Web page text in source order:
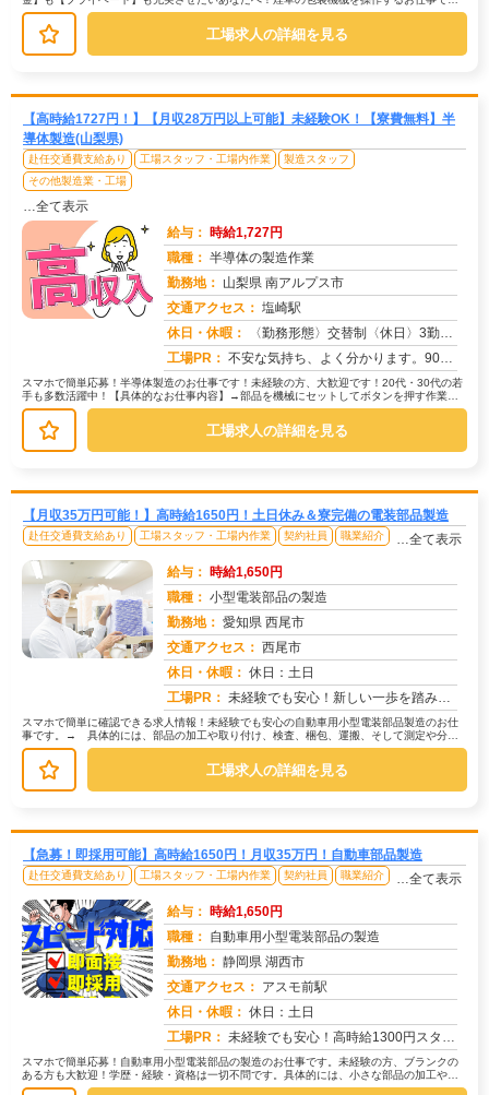
す。具体的には…→機械に部品をセット→...
工場求人の詳細を見る
【高時給1727円！】【月収28万円以上可能】未経験OK！【寮費無料】半
導体製造(山梨県)
赴任交通費支給あり 工場スタッフ・工場内作業
製造スタッフ
その他製造業・工場
…全て表示
給与： 時給1,727円
職種： 半導体の製造作業
勤務地： 山梨県 南アルプス市
交通アクセス： 塩崎駅
休日・休暇：
〈勤務形態〉交替制〈休日〉3勤3休★ＧＷ★夏季休暇★冬季休暇★年末年始
工場PR： 不安な気持ち、よく分かります。90%の方が不安を解消してスタートしています！☆充実のサポート体制で安心！☆→赴任費...
スマホで簡単応募！半導体製造のお仕事です！未経験の方、大歓迎です！20代・30代の若
手も多数活躍中！【具体的なお仕事内容】→部品を機械にセットしてボタンを押す作業、
→製品に部品を組み付ける作業、...
工場求人の詳細を見る
【月収35万円可能！】高時給1650円！土日休み＆寮完備の電装部品製造
赴任交通費支給あり 工場スタッフ・工場内作業 契約社員 職業紹介 …全て表示
給与： 時給1,650円
職種： 小型電装部品の製造
勤務地： 愛知県 西尾市
交通アクセス： 西尾市
休日・休暇： 休日：土日
工場PR： 未経験でも安心！新しい一歩を踏み出してみませんか？→学歴・経験・資格は一切不問です！ブランクのある方も大歓迎です。...
スマホで簡単に確認できる求人情報！未経験でも安心の自動車用小型電装部品製造のお仕
事です。→ 具体的には、部品の加工や取り付け、検査、梱包、運搬、そして測定や分解
作業などを行います。→ 一つひとつ...
工場求人の詳細を見る
【急募！即採用可能】高時給1650円！月収35万円！自動車部品製造
赴任交通費支給あり 工場スタッフ・工場内作業 契約社員 職業紹介 …全て表示
給与： 時給1,650円
職種： 自動車用小型電装部品の製造
勤務地： 静岡県 湖西市
交通アクセス： アスモ前駅
休日・休暇： 休日：土日
工場PR： 未経験でも安心！高時給1300円スタート！スマホから簡単応募OK！→ 未経験者歓迎！先輩スタッフが丁寧に指導します...
スマホで簡単応募！自動車用小型電装部品の製造のお仕事です。未経験の方、ブランクの
ある方も大歓迎！学歴・経験・資格は一切不問です。具体的には、小さな部品の加工や取
り付け、検査、梱包、運搬、そして測...